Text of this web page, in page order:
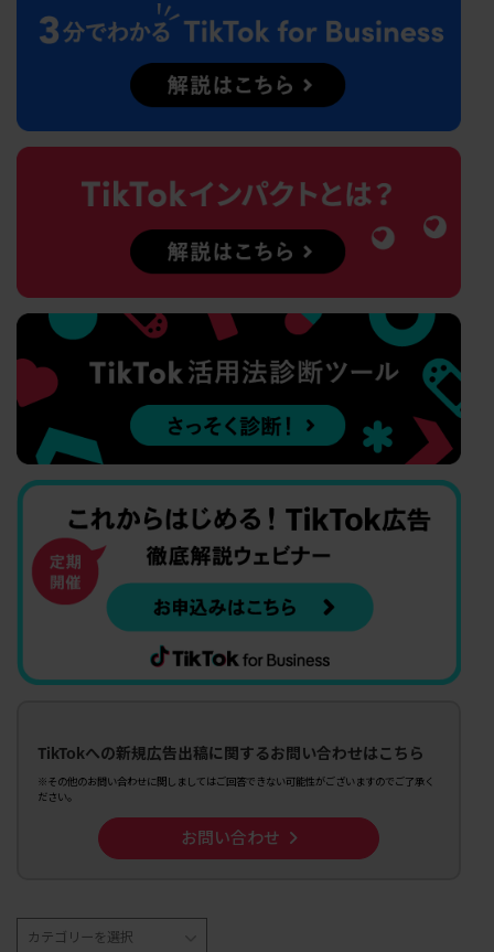
TikTokへの新規広告出稿に関するお問い合わせはこちら
※その他のお問い合わせに関しましてはご回答できない可能性がございますのでご了承く
ださい。
お問い合わせ